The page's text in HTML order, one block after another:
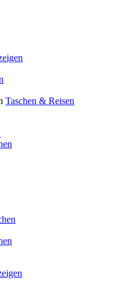
Taschen & Reisen